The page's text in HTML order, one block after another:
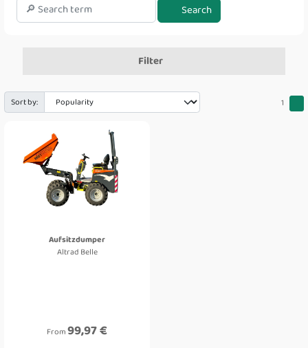
Search
Filter
Sort by: 1
Aufsitzdumper
Altrad Belle
From99,97 €